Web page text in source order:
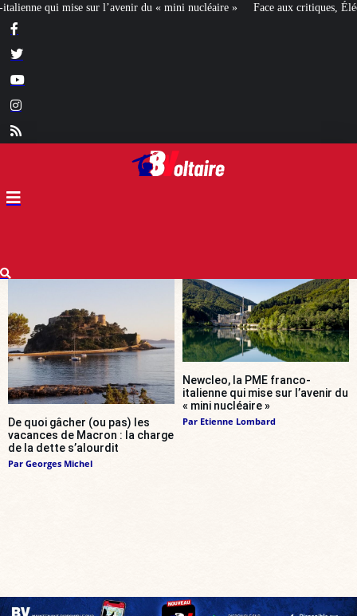
mini nucléaire » Face aux critiques, Éléonore Caroit défend l’aide au
De quoi gâcher (ou pas) les
vacances de Macron : la charge
de la dette s’alourdit
Par Georges Michel
Newcleo, la PME franco-
italienne qui mise sur l’avenir du
« mini nucléaire »
Par Etienne Lombard